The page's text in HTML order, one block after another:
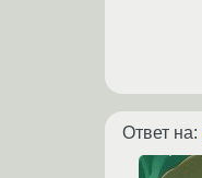
Ответ на: